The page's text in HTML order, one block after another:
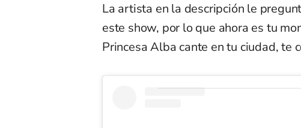
La artista en la descripción le
este show, por lo que ahora es tu
Princesa Alba cante en tu ciudad, te